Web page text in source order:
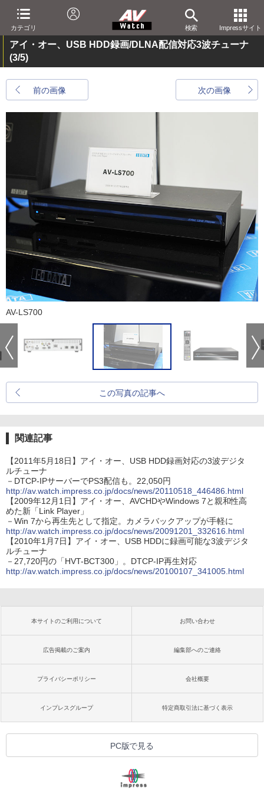
カテゴリ 検索 Impressサイト
アイ・オー、USB HDD録画/DLNA配信対応3波チューナ
(3/5)
前の画像 次の画像
AV-LS700
この写真の記事へ
関連記事
【2011年5月18日】アイ・オー、USB HDD録画対応の3波デジタ
ルチューナ
－DTCP-IPサーバーでPS3配信も。22,050円
http://av.watch.impress.co.jp/docs/news/20110518_446486.html
【2009年12月1日】アイ・オー、AVCHDやWindows 7と親和性高
めた新「Link Player」
－Win 7から再生先として指定。カメラバックアップが手軽に
http://av.watch.impress.co.jp/docs/news/20091201_332616.html
【2010年1月7日】アイ・オー、USB HDDに録画可能な3波デジタ
ルチューナ
－27,720円の「HVT-BCT300」。DTCP-IP再生対応
http://av.watch.impress.co.jp/docs/news/20100107_341005.html
本サイトのご利用について お問い合わせ
広告掲載のご案内 編集部へのご連絡
プライバシーポリシー 会社概要
インプレスグループ 特定商取引法に基づく表示
PC版で見る